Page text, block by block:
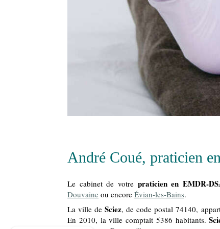
André Coué, praticien
Le cabinet de votre praticien en EMDR-
Douvaine ou encore Évian-les-Bains.
La ville deSciez, de code postal 74140,
En 2010, la ville comptait 5386 habitants.